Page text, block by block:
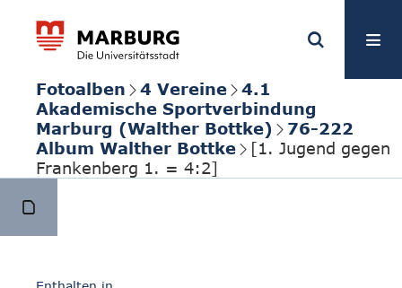
Fotoalben 4 Vereine
4.1
Akademische Sportverbindung
Marburg (Walther Bottke)
76-222
Album Walther Bottke
[1. Jugend gegen
Frankenberg 1. = 4:2]